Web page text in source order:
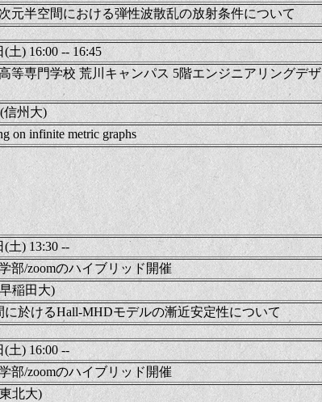
元半空間における弾性波散乱の放射条件について
土) 16:00 -- 16:45
等専門学校 荒川キャンパス 5階エンジニアリングデザ
信州大)
on infinite metric graphs
(土) 13:30 --
部/zoomのハイブリッド開催
稲田大)
に於けるHall-MHDモデルの漸近安定性について
(土) 16:00 --
部/zoomのハイブリッド開催
北大)